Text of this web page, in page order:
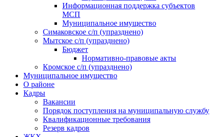
Информационная поддержка субъектов
МСП
Муниципальное имущество
Симаковское с/п (упразднено)
Мытское с/п (упразднено)
Бюджет
Нормативно-правовые акты
Кромское с/п (упразднено)
Муниципальное имущество
О районе
Кадры
Вакансии
Порядок поступления на муниципальную службу
Квалификационные требования
Резерв кадров